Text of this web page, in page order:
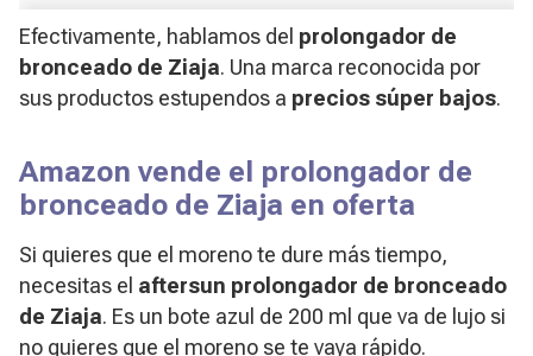
Efectivamente, hablamos del prolongador de
bronceado de Ziaja. Una marca reconocida por
sus productos estupendos a precios súper bajos.
Amazon vende el prolongador de
bronceado de Ziaja en oferta
Si quieres que el moreno te dure más tiempo,
necesitas el aftersun prolongador de bronceado
de Ziaja. Es un bote azul de 200 ml que va de lujo si
no quieres que el moreno se te vaya rápido.